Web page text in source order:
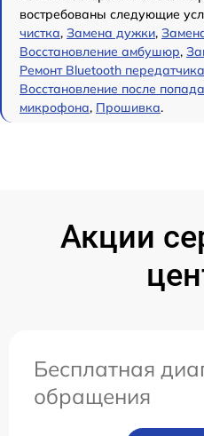
востребованы следующие
чистка, Замена дужки,
Восстановление амбушюр,
Ремонт Bluetooth передатчика
Восстановление после
микрофона, Прошивка.
Акции
Бесплатная
обращения